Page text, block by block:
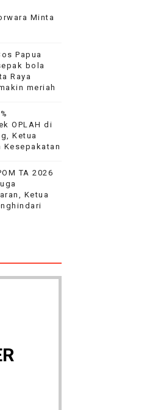
Cikeusik
Adil
Minta
Papua
bola
Raya
meriah
OPLAH di
Ketua
Kesepakatan
TA 2026
Ketua